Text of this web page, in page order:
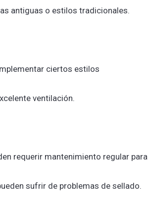
antiguas o estilos tradicionales.
ciertos estilos
ventilación.
requerir mantenimiento regular para
sufrir de problemas de sellado.